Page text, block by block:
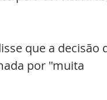
que a decisão
por "muita